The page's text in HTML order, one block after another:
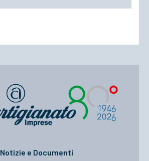
Notizie e Documenti